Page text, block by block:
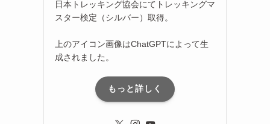
日本トレッキング協会にてトレッキングマ
スター検定（シルバー）取得。
上のアイコン画像はChatGPTによって生
成されました。
もっと詳しく